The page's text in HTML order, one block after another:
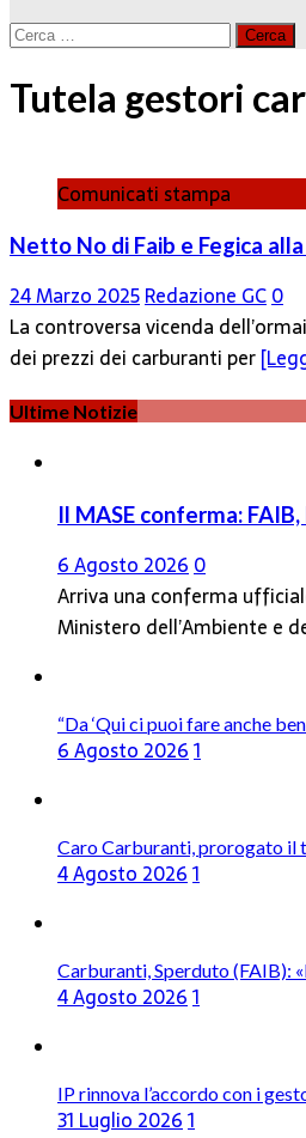
Ricerca
Tutela gestori
Comunicati stampa
Netto No di Faib e Fegica
24 Marzo 2025Redazione GC0
La controversa vicenda
dei prezzi dei carburanti per
Ultime Notizie
Il MASE conferma:
6 Agosto 20260
Arriva una conferma
Ministero dell’Ambiente e
“Da ‘Qui ci puoi fare anche
6 Agosto 20261
Caro Carburanti, prorogato il
4 Agosto 20261
Carburanti, Sperduto (FAIB):
4 Agosto 20261
IP rinnova l’accordo con i
31 Luglio 20261